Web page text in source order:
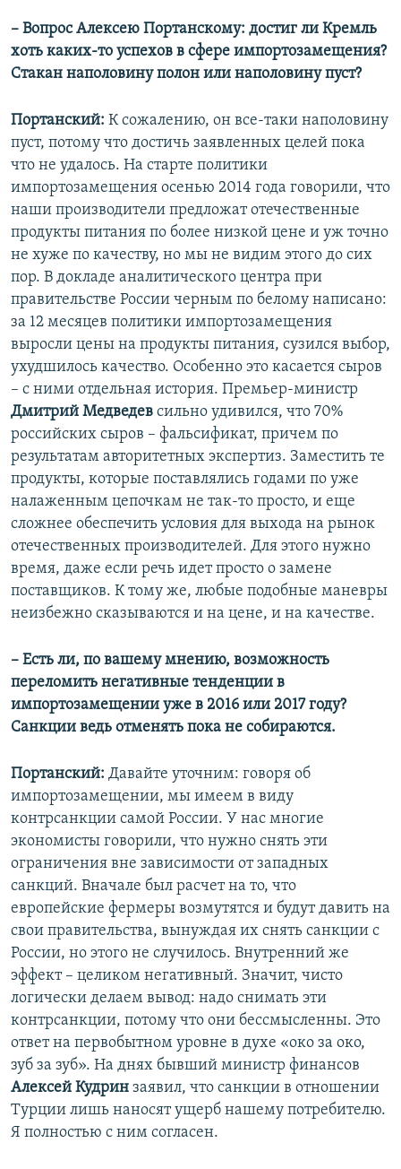
– Вопрос Алексею Портанскому: достиг ли Кремль
хоть каких-то успехов в сфере импортозамещения?
Стакан наполовину полон или наполовину пуст?
Портанский: К сожалению, он все-таки наполовину
пуст, потому что достичь заявленных целей пока
что не удалось. На старте политики
импортозамещения осенью 2014 года говорили, что
наши производители предложат отечественные
продукты питания по более низкой цене и уж точно
не хуже по качеству, но мы не видим этого до сих
пор. В докладе аналитического центра при
правительстве России черным по белому написано:
за 12 месяцев политики импортозамещения
выросли цены на продукты питания, сузился выбор,
ухудшилось качество. Особенно это касается сыров
– с ними отдельная история. Премьер-министр
Дмитрий Медведев сильно удивился, что 70%
российских сыров – фальсификат, причем по
результатам авторитетных экспертиз. Заместить те
продукты, которые поставлялись годами по уже
налаженным цепочкам не так-то просто, и еще
сложнее обеспечить условия для выхода на рынок
отечественных производителей. Для этого нужно
время, даже если речь идет просто о замене
поставщиков. К тому же, любые подобные маневры
неизбежно сказываются и на цене, и на качестве.
– Есть ли, по вашему мнению, возможность
переломить негативные тенденции в
импортозамещении уже в 2016 или 2017 году?
Санкции ведь отменять пока не собираются.
Портанский: Давайте уточним: говоря об
импортозамещении, мы имеем в виду
контрсанкции самой России. У нас многие
экономисты говорили, что нужно снять эти
ограничения вне зависимости от западных
санкций. Вначале был расчет на то, что
европейские фермеры возмутятся и будут давить на
свои правительства, вынуждая их снять санкции с
России, но этого не случилось. Внутренний же
эффект – целиком негативный. Значит, чисто
логически делаем вывод: надо снимать эти
контрсанкции, потому что они бессмысленны. Это
ответ на первобытном уровне в духе «око за око,
зуб за зуб». На днях бывший министр финансов
Алексей Кудрин заявил, что санкции в отношении
Турции лишь наносят ущерб нашему потребителю.
Я полностью с ним согласен.